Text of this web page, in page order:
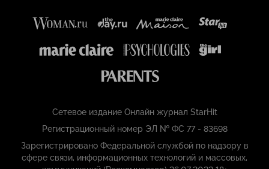
Сетевое издание Онлайн журнал StarHit
Регистрационный номер ЭЛ № ФС 77 - 83698
Зарегистрировано Федеральной службой по надзору в
сфере связи, информационных технологий и массовых,